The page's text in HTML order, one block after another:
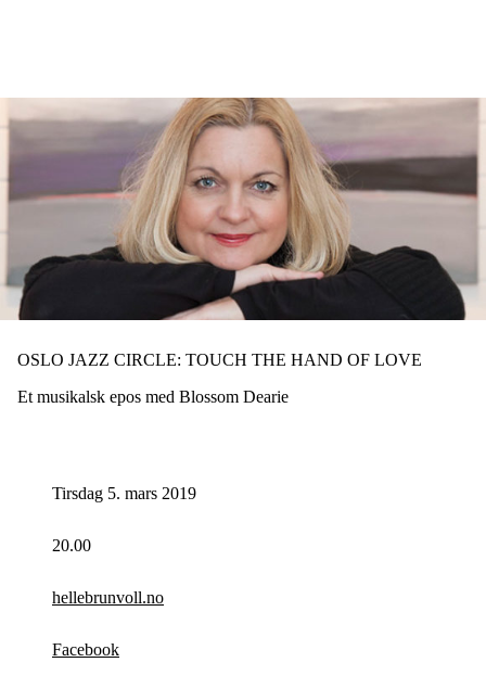
OSLO JAZZ CIRCLE: TOUCH THE HAND OF LOVE
Et musikalsk epos med Blossom Dearie
Tirsdag 5. mars 2019
20.00
hellebrunvoll.no
Facebook